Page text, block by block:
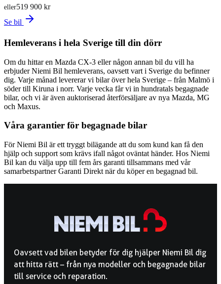
519 900 kr
eller
Se bil
Hemleverans i hela Sverige till din dörr
Om du hittar en Mazda CX-3 eller någon annan bil du vill ha
erbjuder Niemi Bil hemleverans, oavsett vart i Sverige du befinner
dig. Varje månad levererar vi bilar över hela Sverige – från Malmö i
söder till Kiruna i norr. Varje vecka får vi in hundratals begagnade
bilar, och vi är även auktoriserad återförsäljare av nya Mazda, MG
och Maxus.
Våra garantier för begagnade bilar
För Niemi Bil är ett tryggt bilägande att du som kund kan få den
hjälp och support som krävs ifall något oväntat händer. Hos Niemi
Bil kan du välja upp till fem års garanti tillsammans med vår
samarbetspartner Garanti Direkt när du köper en begagnad bil.
Oavsett vad bilen betyder för dig hjälper Niemi Bil dig
att hitta rätt – från nya modeller och begagnade bilar
till service och reparation.